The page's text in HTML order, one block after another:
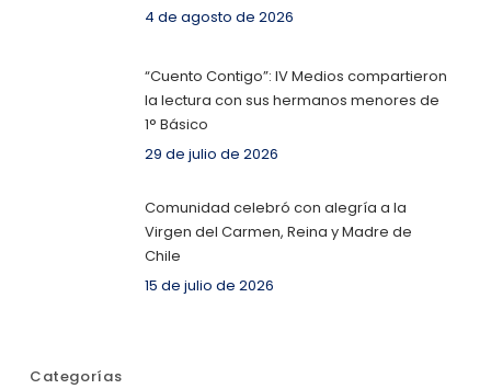
4 de agosto de 2026
“Cuento Contigo”: IV Medios compartieron
la lectura con sus hermanos menores de
1° Básico
29 de julio de 2026
Comunidad celebró con alegría a la
Virgen del Carmen, Reina y Madre de
Chile
15 de julio de 2026
Categorías